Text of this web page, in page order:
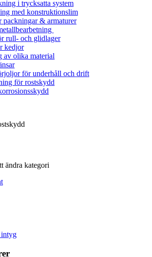
i trycksatta system
med konstruktionslim
packningar & armaturer
rull- och glidlager
kedjor
av olika material
för underhåll och drift
för rostskydd
ändra kategori